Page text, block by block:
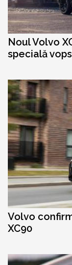
Noul Volvo
specială
Volvo
XC90